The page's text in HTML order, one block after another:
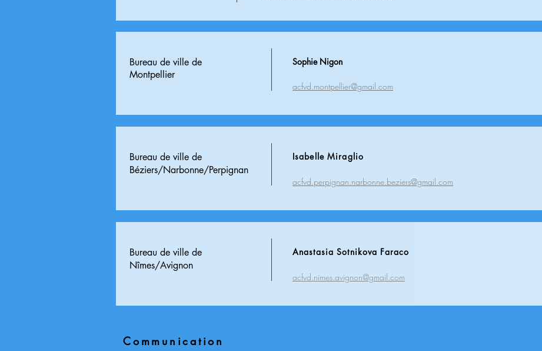
Bureau de ville de
Montpellier
Sophie Nigon
acfvd.montpellier@gmail.com
Bureau de ville de
Béziers/Narbonne/Perpignan
Isabelle Miraglio
acfvd.perpignan.narbonne.beziers@gmail.com
Bureau de ville de
​Nîmes/Avignon
Anastasia Sotnikova Faraco
acfvd.nimes.avignon@gmail.com
Communication